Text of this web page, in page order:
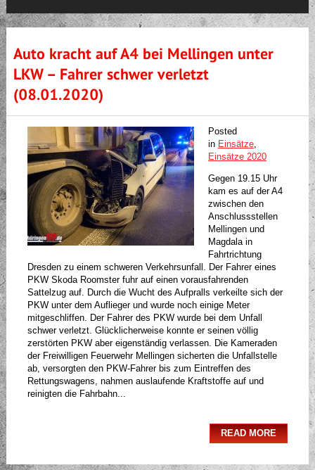
Auto kracht auf A4 bei Mellingen unter
LKW – Fahrer schwer verletzt
(08.01.2020)
Posted
in Einsätze,
Einsätze 2020
Gegen 19.15 Uhr
kam es auf der A4
zwischen den
Anschlussstellen
Mellingen und
Magdala in
Fahrtrichtung
Dresden zu einem schweren Verkehrsunfall. Der Fahrer eines
PKW Skoda Roomster fuhr auf einen vorausfahrenden
Sattelzug auf. Durch die Wucht des Aufpralls verkeilte sich der
PKW unter dem Auflieger und wurde noch einige Meter
mitgeschliffen. Der Fahrer des PKW wurde bei dem Unfall
schwer verletzt. Glücklicherweise konnte er seinen völlig
zerstörten PKW aber eigenständig verlassen. Die Kameraden
der Freiwilligen Feuerwehr Mellingen sicherten die Unfallstelle
ab, versorgten den PKW-Fahrer bis zum Eintreffen des
Rettungswagens, nahmen auslaufende Kraftstoffe auf und
reinigten die Fahrbahn...
READ MORE